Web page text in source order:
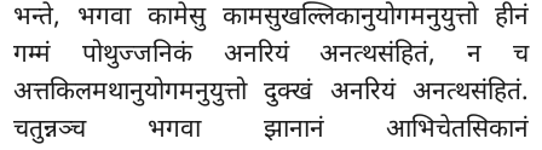
भन्ते, भगवा कामेसु कामसुखल्लिकानुयोगमनुयुत्तो हीनं
गम्मं पोथुज्जनिकं अनरियं अनत्थसंहितं, न च
अत्तकिलमथानुयोगमनुयुत्तो दुक्खं अनरियं अनत्थसंहितं.
चतुन्नञ्च भगवा झानानं आभिचेतसिकानं